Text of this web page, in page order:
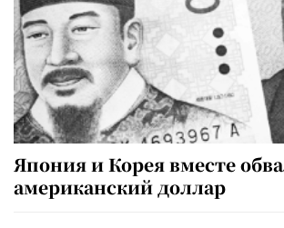
Япония и Корея вместе
американский доллар